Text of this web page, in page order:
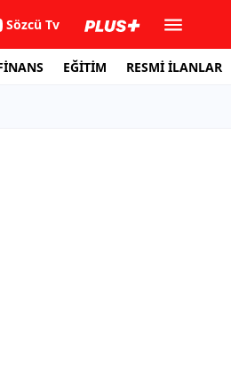
Sözcü Tv
EĞİTİM RESMİ İLANLAR